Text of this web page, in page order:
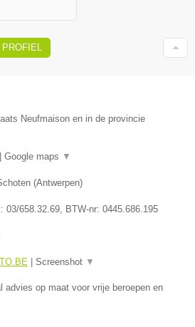
Neufmaison en in de provincie
Google maps ▼
(Antwerpen)
03/658.32.69, BTW-nr: 0445.686.195
Screenshot ▼
advies op maat voor vrije beroepen en